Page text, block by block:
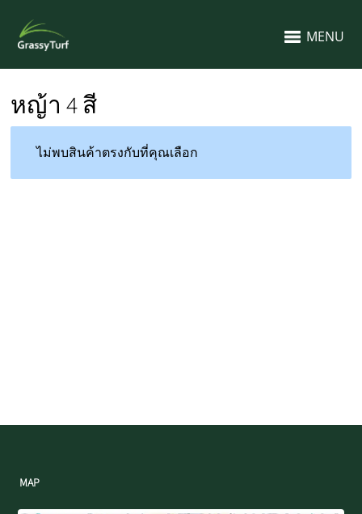
MENU
หญ้า 4 สี
ไม่พบสินค้าตรงกับที่คุณเลือก
MAP